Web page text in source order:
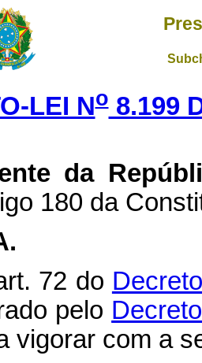
LEI No8.199
da
180 da
72 do
pelo
vigorar com a